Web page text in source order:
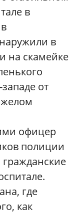
в
в
на скамейке
от
офицер
полиции
где
как